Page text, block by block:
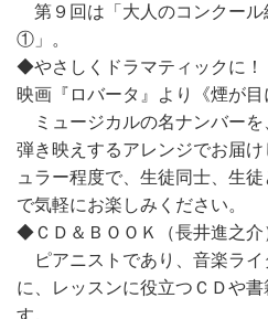
第９回は「大人のコンクール
①」。
◆やさしくドラマティックに
映画『ロバータ』より《煙が目
ミュージカルの名ナンバーを
弾き映えするアレンジでお届
ュラー程度で、生徒同士、生
で気軽にお楽しみください。
◆ＣＤ＆ＢＯＯＫ（長井進之介
ピアニストであり、音楽ライ
に、レッスンに役立つＣＤや
す。